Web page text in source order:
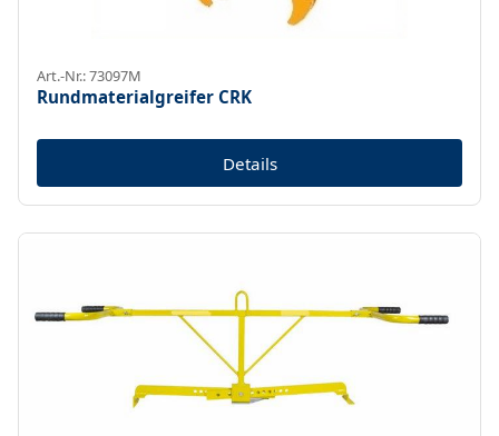
Art.-Nr.: 73097M
Rundmaterialgreifer CRK
Details